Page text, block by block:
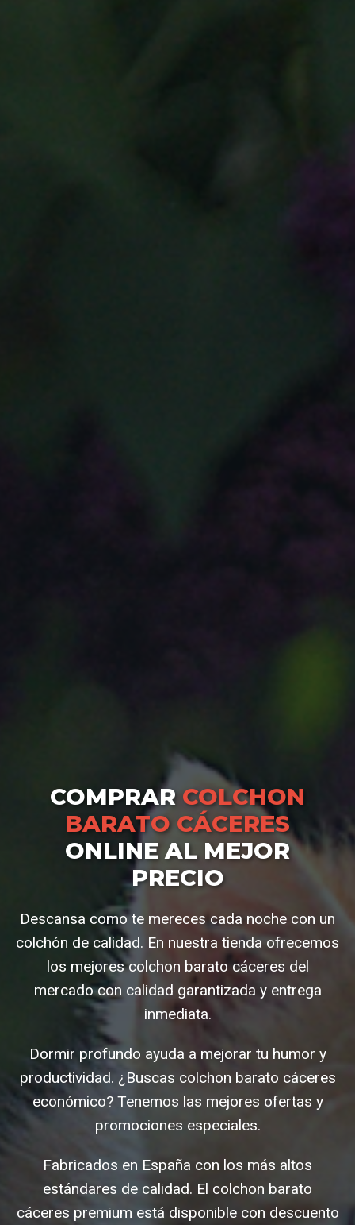
COMPRARCOLCHON
BARATO CÁCERES
ONLINE AL MEJOR
PRECIO
Descansa como te mereces cada noche con un
colchón de calidad. En nuestra tienda ofrecemos
los mejores colchon barato cáceres del
mercado con calidad garantizada y entrega
inmediata.
Dormir profundo ayuda a mejorar tu humor y
productividad. ¿Buscas colchon barato cáceres
económico? Tenemos las mejores ofertas y
promociones especiales.
Fabricados en España con los más altos
estándares de calidad. El colchon barato
cáceres premium está disponible con descuento